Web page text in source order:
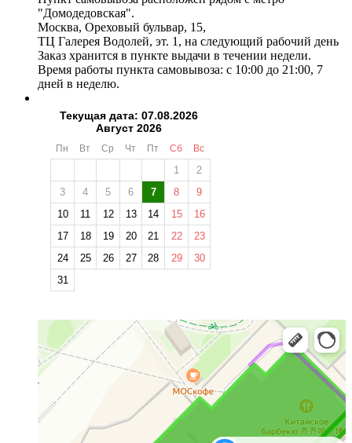
"Домодедовская".
Москва, Ореховый бульвар, 15,
ТЦ Галерея Водолей, эт. 1, на следующий рабочий день
Заказ хранится в пункте выдачи в течении недели.
Время работы пункта самовывоза: с 10:00 до 21:00, 7
дней в неделю.
Текущая дата: 07.08.2026
Август 2026
Пн Вт Ср Чт Пт Сб Вс
1
2
3
4 5 6 7 8
9
10
11 12 13 14 15
16
17
18 19 20 21 22
23
24
25 26 27 28 29
30
31